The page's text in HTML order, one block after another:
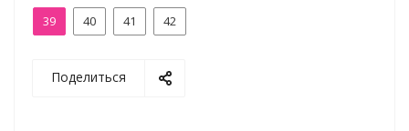
39
40 41 42
Поделиться